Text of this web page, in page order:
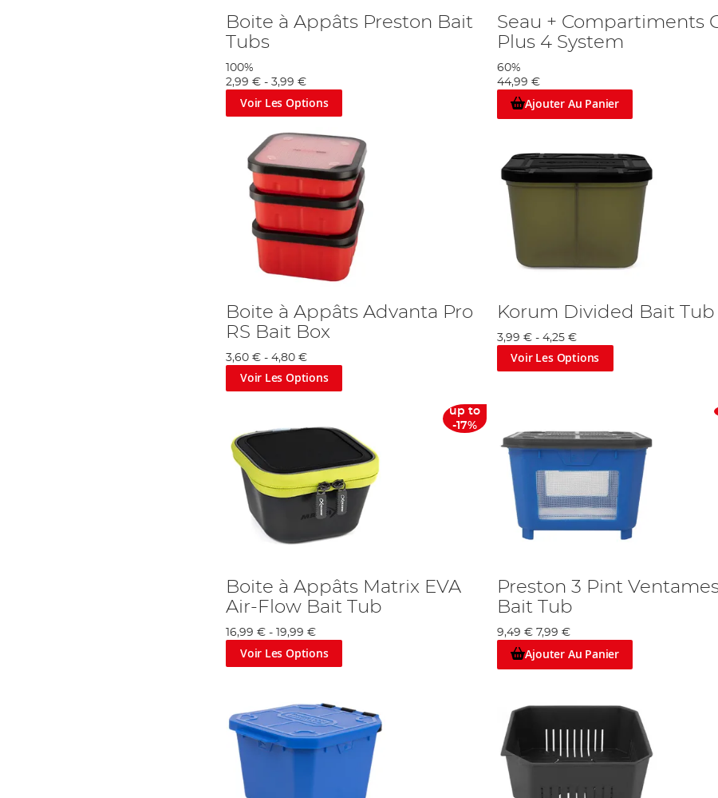
Boite à Appâts Preston Bait
Tubs
100%
2,99 € -3,99 €
Voir Les Options
Seau + Compartiments
Plus 4 System
60%
44,99 €
Ajouter Au Panier
Boite à Appâts Advanta Pro
RS Bait Box
3,60 € -4,80 €
Voir Les Options
Korum Divided Bait Tub
3,99 €- 4,25 €
Voir Les Options
up to
-17%
Boite à Appâts Matrix EVA
Air-Flow Bait Tub
16,99 € - 19,99 €
Voir Les Options
Preston 3 Pint
Bait Tub
9,49 € 7,99 €
Ajouter Au Panier